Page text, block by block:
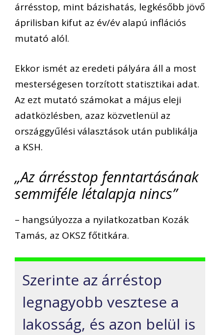
árrésstop, mint bázishatás, legkésőbb jövő
áprilisban kifut az év/év alapú inflációs
mutató alól.
Ekkor ismét az eredeti pályára áll a most
mesterségesen torzított statisztikai adat.
Az ezt mutató számokat a május eleji
adatközlésben, azaz közvetlenül az
országgyűlési választások után publikálja
a KSH.
„Az árrésstop fenntartásának
semmiféle létalapja nincs”
– hangsúlyozza a nyilatkozatban Kozák
Tamás, az OKSZ főtitkára.
Szerinte az árréstop
legnagyobb vesztese a
lakosság, és azon belül is